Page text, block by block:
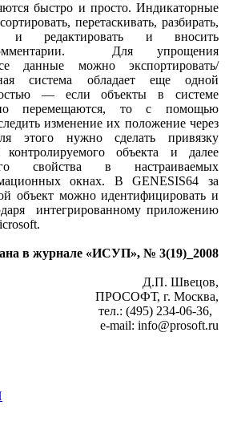
быстро и просто. Индикаторные
перетаскивать, разбирать,
и редактировать и вносить
Для упрощения
данные можно экспортировать/
система обладает еще одной
— если объекты в системе
перемещаются, то с помощью
изменение их положение через
этого нужно сделать привязку
объекта и далее
свойства в настраиваемых
окнах. В GENESIS64 за
объект можно идентифицировать и
интегрированному приложению
в журнале «ИСУП», № 3(19)_2008
Д.П. Швецов,
ПРОСОФТ, г. Москва,
тел.: (495) 234-06-36,
е-mail: info@prosoft.ru